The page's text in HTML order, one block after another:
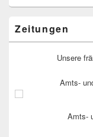
Zeitungen
Unsere
Amts-
Amts-